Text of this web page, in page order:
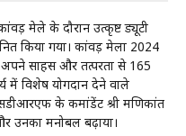
मेले के दौरान उत्कृष्ट ड्यूटी
किया गया। कांवड़ मेला 2024
साहस और तत्परता से 165
में विशेष योगदान देने वाले
के कमांडेंट श्री मणिकांत
उनका मनोबल बढ़ाया।